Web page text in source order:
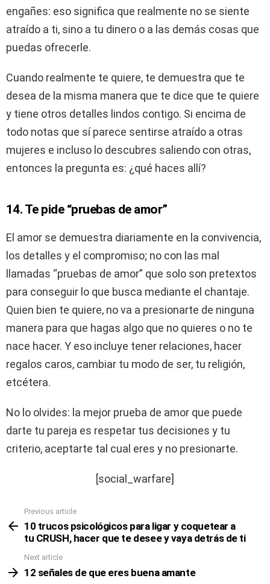
engañes: eso significa que realmente no se siente
atraído a ti, sino a tu dinero o a las demás cosas que
puedas ofrecerle.
Cuando realmente te quiere, te demuestra que te
desea de la misma manera que te dice que te quiere
y tiene otros detalles lindos contigo. Si encima de
todo notas que sí parece sentirse atraído a otras
mujeres e incluso lo descubres saliendo con otras,
entonces la pregunta es: ¿qué haces allí?
14. Te pide “pruebas de amor”
El amor se demuestra diariamente en la convivencia,
los detalles y el compromiso; no con las mal
llamadas “pruebas de amor” que solo son pretextos
para conseguir lo que busca mediante el chantaje.
Quien bien te quiere, no va a presionarte de ninguna
manera para que hagas algo que no quieres o no te
nace hacer. Y eso incluye tener relaciones, hacer
regalos caros, cambiar tu modo de ser, tu religión,
etcétera.
No lo olvides: la mejor prueba de amor que puede
darte tu pareja es respetar tus decisiones y tu
criterio, aceptarte tal cual eres y no presionarte.
[social_warfare]
more
Previous article
10 trucos psicológicos para ligar y coquetear a
tu CRUSH, hacer que te desee y vaya detrás de ti
Next article
12 señales de que eres buena amante